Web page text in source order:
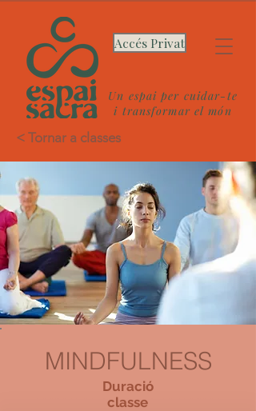
Accés Privat
Un espai per cuidar-te
i transformar el món
< Tornar a classes
MINDFULNESS
Duració
classe